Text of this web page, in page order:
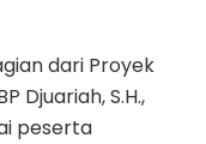
dari Proyek
Djuariah, S.H.,
peserta